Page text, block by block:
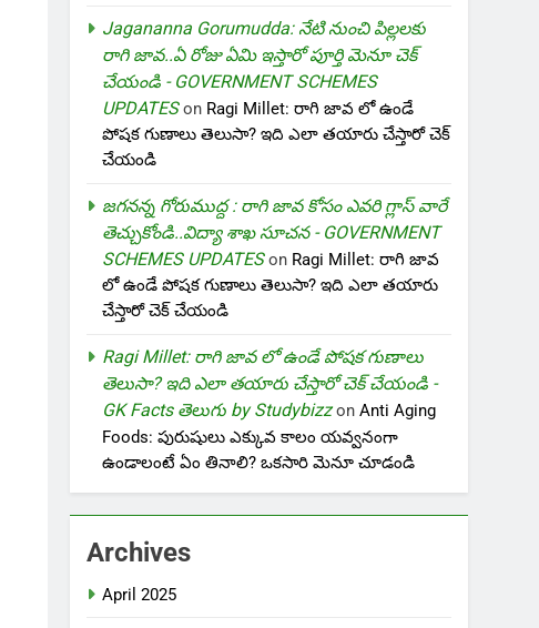
Jagananna Gorumudda: నేటి నుంచి పిల్లలకు
రాగి జావ..ఏ రోజు ఏమి ఇస్తారో పూర్తి మెనూ చెక్
చేయండి - GOVERNMENT SCHEMES
UPDATESon Ragi Millet: రాగి జావ లో ఉండే
పోషక గుణాలు తెలుసా? ఇది ఎలా తయారు చేస్తారో చెక్
చేయండి
జగనన్న గోరుముద్ద : రాగి జావ కోసం ఎవరి గ్లాస్ వారే
తెచ్చుకోండి..విద్యా శాఖ సూచన - GOVERNMENT
SCHEMES UPDATESon Ragi Millet: రాగి జావ
లో ఉండే పోషక గుణాలు తెలుసా? ఇది ఎలా తయారు
చేస్తారో చెక్ చేయండి
Ragi Millet: రాగి జావ లో ఉండే పోషక గుణాలు
తెలుసా? ఇది ఎలా తయారు చేస్తారో చెక్ చేయండి -
GK Facts తెలుగు by StudybizzonAnti Aging
Foods: పురుషులు ఎక్కువ కాలం యవ్వనంగా
ఉండాలంటే ఏం తినాలి? ఒకసారి మెనూ చూడండి
Archives
April 2025